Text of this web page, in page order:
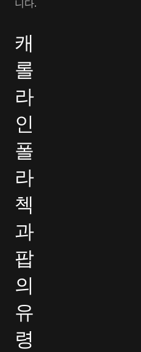
니다.
캐
롤
라
인
폴
라
첵
과
팝
의
유
령